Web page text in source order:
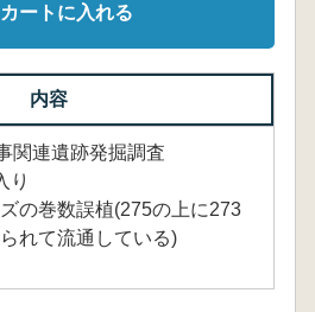
カートに入れる
内容
関連遺跡発掘調査
り
の巻数誤植(275の上に273
れて流通している)